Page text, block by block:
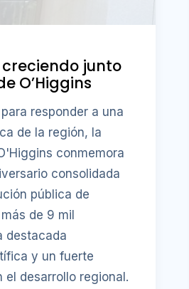
creciendo junto
O’Higgins
responder a una
de la región, la
conmemora
consolidada
pública de
de 9 mil
destacada
y un fuerte
el desarrollo regional.